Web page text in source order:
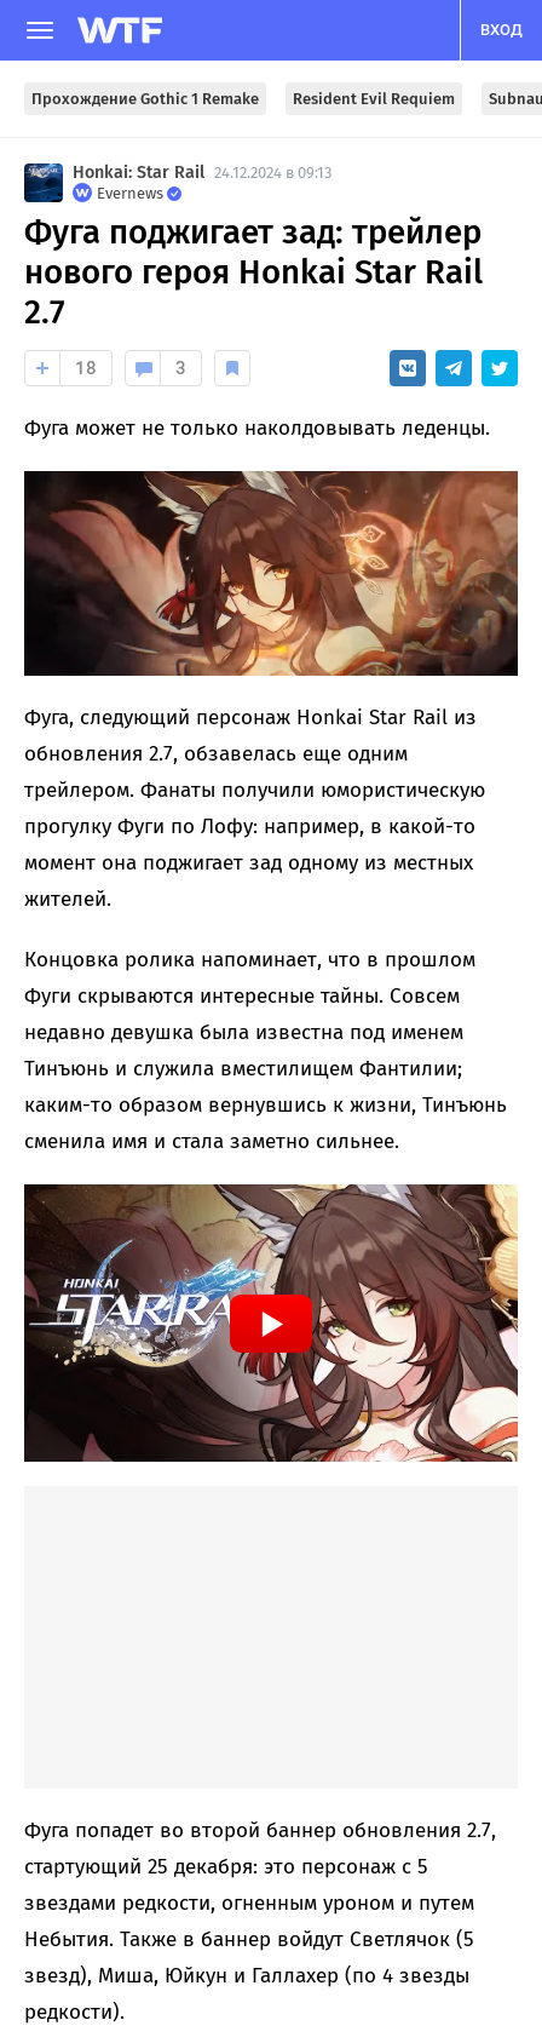
ВХОД
Прохождение Gothic 1 Remake Resident Evil Requiem
Honkai: Star Rail 24.12.2024 в 09:13
Evernews
Фуга поджигает зад: трейлер
нового героя Honkai Star Rail
2.7
18 3
Фуга может не только наколдовывать леденцы.
Фуга, следующий персонаж Honkai Star Rail из
обновления 2.7, обзавелась еще одним
трейлером. Фанаты получили юмористическую
прогулку Фуги по Лофу: например, в какой-то
момент она поджигает зад одному из местных
жителей.
Концовка ролика напоминает, что в прошлом
Фуги скрываются интересные тайны. Совсем
недавно девушка была известна под именем
Тинъюнь и служила вместилищем Фантилии;
каким-то образом вернувшись к жизни, Тинъюнь
сменила имя и стала заметно сильнее.
Фуга попадет во второй баннер обновления 2.7,
стартующий 25 декабря: это персонаж с 5
звездами редкости, огненным уроном и путем
Небытия. Также в баннер войдут Светлячок (5
звезд), Миша, Юйкун и Галлахер (по 4 звезды
редкости).